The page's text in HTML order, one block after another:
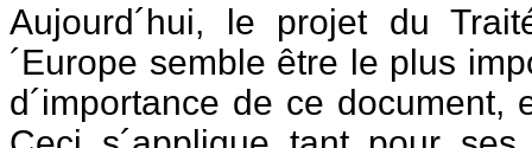
Aujourd´hui, le projet du
´Europe semble être le plus
d´importance de ce document,